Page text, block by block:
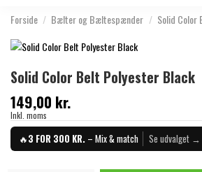
Forside Bælter og Bæltespænder Solid Color
Solid Color Belt Polyester Black
149,00 kr.
Inkl. moms
🔥3 FOR 300 KR. – Mix & match Se udvalget →